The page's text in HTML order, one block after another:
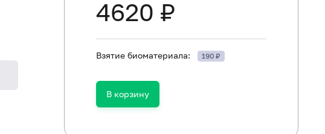
4620 ₽
Взятие биоматериала: 190 ₽
В корзину